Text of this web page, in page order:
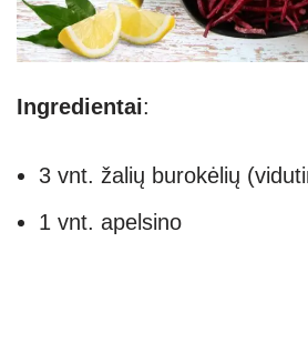
Ingredientai:
3 vnt. žalių burokėlių
1 vnt. apelsino